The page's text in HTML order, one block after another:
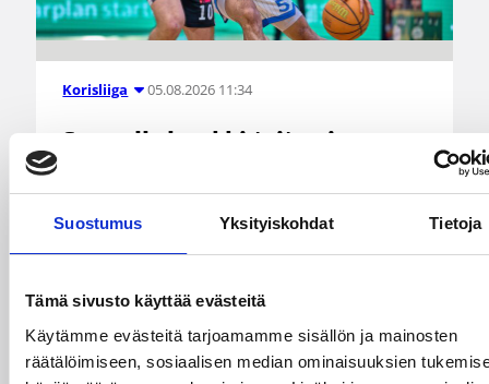
Suostumus Yksityiskohdat Tietoja
Tämä sivusto käyttää evästeitä
Käytämme evästeitä tarjoamamme sisällön ja mainosten
räätälöimiseen, sosiaalisen median ominaisuuksien
Korisliiga 05.08.2026 11:34
Seagulls hankki taitoa ja
kokemusta kokoonpanoonsa
kahden pelaajan edestä
kahdella tuoreella kasvolla. Joukkue on tehnyt
kaudella Saksan ProA-sarjan Karlsruhe Lionsia
edustaneen 26-vuotiaan yhdysvaltalaislaituri